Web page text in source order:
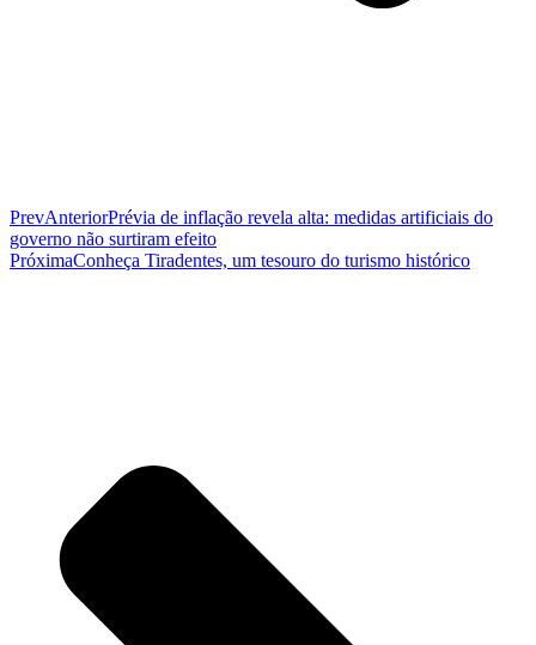
PrevAnteriorPrévia de inflação revela alta: medidas artificiais do
governo não surtiram efeito
PróximaConheça Tiradentes, um tesouro do turismo histórico